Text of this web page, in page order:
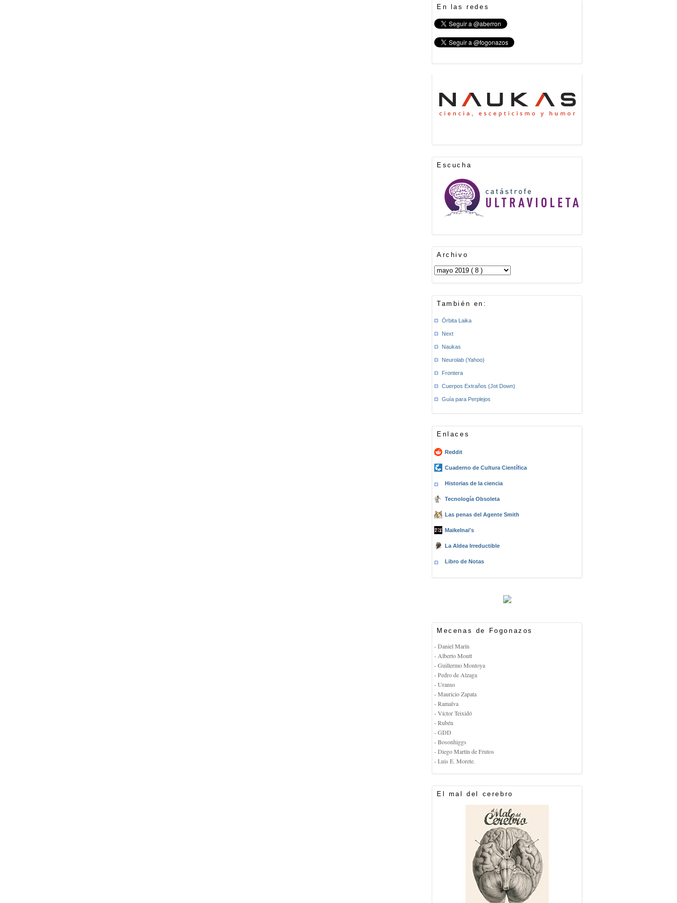
En las redes
Escucha
Archivo
También en:
Órbita Laika
Next
Naukas
Neurolab (Yahoo)
Frontera
Cuerpos Extraños (Jot Down)
Guía para Perplejos
Enlaces
Reddit
Cuaderno de Cultura Científica
Historias de la ciencia
Tecnología Obsoleta
Las penas del Agente Smith
Maikelnai's
La Aldea Irreductible
Libro de Notas
Mecenas de Fogonazos
- Daniel Marín
- Alberto Montt
- Guillermo Montoya
- Pedro de Alzaga
- Uranus
- Mauricio Zapata
- Ramalva
- Víctor Teixidó
- Rubén
- GDD
- Bosonhiggs
- Diego Martín de Frutos
- Luis E. Morete.
El mal del cerebro